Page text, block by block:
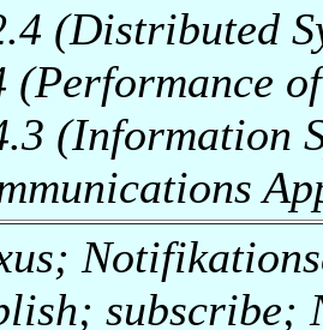
(Distributed
(Performance
(Information